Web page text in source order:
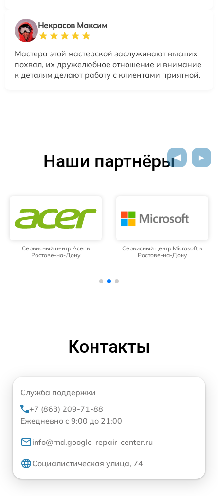
Некрасов Максим
Мастера этой мастерской заслуживают высших
похвал, их дружелюбное отношение и внимание
к деталям делают работу с клиентами приятной.
Наши партнёры
Сервисный центр Acer в
Ростове-на-Дону
Сервисный центр Microsoft в
Ростове-на-Дону
Контакты
Служба поддержки
+7 (863) 209-71-88
Ежедневно с 9:00 до 21:00
info@rnd.google-repair-center.ru
Социалистическая улица, 74